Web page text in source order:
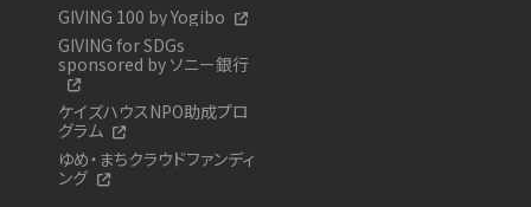
GIVING 100 by Yogibo
GIVING for SDGs
sponsored by ソニー銀行
ケイズハウスNPO助成プロ
グラム
ゆめ・まちクラウドファンディ
ング